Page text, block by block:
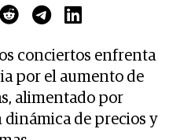
conciertos enfrenta
por el aumento de
alimentado por
de precios y